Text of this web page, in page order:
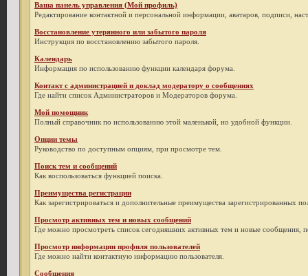
Ваша панель управления (Мой профиль)
Редактирование контактной и персональной информации, аватаров, подписи,
Восстановление утерянного или забытого пароля
Инструкция по восстановлению забытого пароля.
Календарь
Информация по использованию функции календаря форума.
Контакт с администрацией и доклад модератору о сообщениях
Где найти список Администраторов и Модераторов форума.
Мой помощник
Полный справочник по использованию этой маленькой, но удобной функции.
Опции темы
Руководство по доступным опциям, при просмотре тем.
Поиск тем и сообщений
Как воспользоваться функцией поиска.
Преимущества регистрации
Как зарегистрироваться и дополнительные преимущества зарегистрированных
Просмотр активных тем и новых сообщений
Где можно просмотреть список сегодняшних активных тем и новые сообщения,
Просмотр информации профиля пользователей
Где можно найти контактную информацию пользователя.
Сообщения